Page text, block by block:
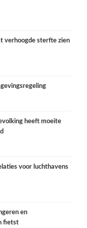
verhoogde sterfte zien
heeft moeite
voor luchthavens
en
fietst